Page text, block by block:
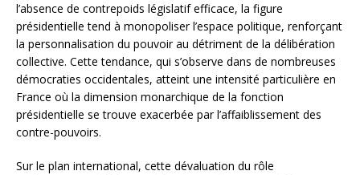
l’absence de contrepoids législatif efficace, la figure
présidentielle tend à monopoliser l’espace politique, renforçant
la personnalisation du pouvoir au détriment de la délibération
collective. Cette tendance, qui s’observe dans de nombreuses
démocraties occidentales, atteint une intensité particulière en
France où la dimension monarchique de la fonction
présidentielle se trouve exacerbée par l’affaiblissement des
contre-pouvoirs.
Sur le plan international, cette dévaluation du rôle